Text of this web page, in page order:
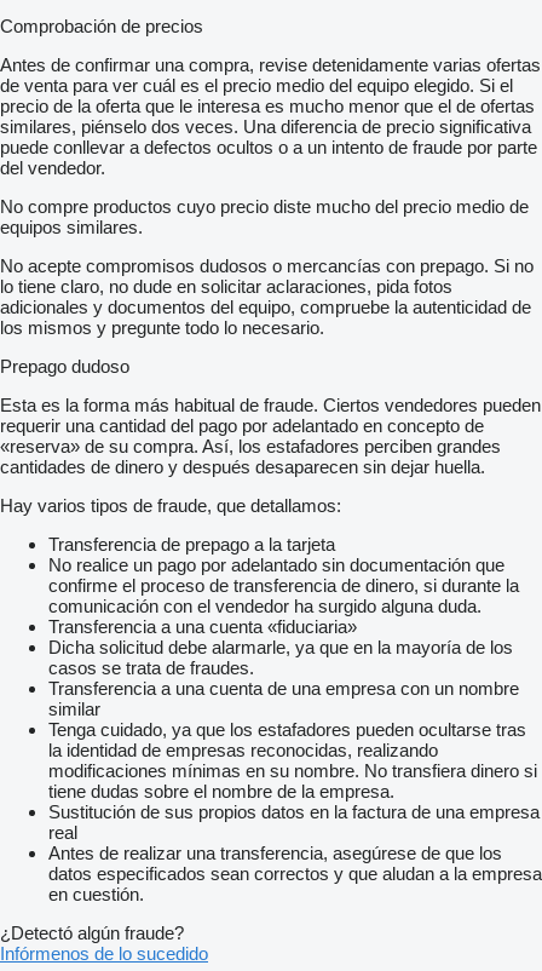
Comprobación de precios
Antes de confirmar una compra, revise detenidamente varias ofertas
de venta para ver cuál es el precio medio del equipo elegido. Si el
precio de la oferta que le interesa es mucho menor que el de ofertas
similares, piénselo dos veces. Una diferencia de precio significativa
puede conllevar a defectos ocultos o a un intento de fraude por parte
del vendedor.
No compre productos cuyo precio diste mucho del precio medio de
equipos similares.
No acepte compromisos dudosos o mercancías con prepago. Si no
lo tiene claro, no dude en solicitar aclaraciones, pida fotos
adicionales y documentos del equipo, compruebe la autenticidad de
los mismos y pregunte todo lo necesario.
Prepago dudoso
Esta es la forma más habitual de fraude. Ciertos vendedores pueden
requerir una cantidad del pago por adelantado en concepto de
«reserva» de su compra. Así, los estafadores perciben grandes
cantidades de dinero y después desaparecen sin dejar huella.
Hay varios tipos de fraude, que detallamos:
Transferencia de prepago a la tarjeta
No realice un pago por adelantado sin documentación que
confirme el proceso de transferencia de dinero, si durante la
comunicación con el vendedor ha surgido alguna duda.
Transferencia a una cuenta «fiduciaria»
Dicha solicitud debe alarmarle, ya que en la mayoría de los
casos se trata de fraudes.
Transferencia a una cuenta de una empresa con un nombre
similar
Tenga cuidado, ya que los estafadores pueden ocultarse tras
la identidad de empresas reconocidas, realizando
modificaciones mínimas en su nombre. No transfiera dinero si
tiene dudas sobre el nombre de la empresa.
Sustitución de sus propios datos en la factura de una empresa
real
Antes de realizar una transferencia, asegúrese de que los
datos especificados sean correctos y que aludan a la empresa
en cuestión.
¿Detectó algún fraude?
Infórmenos de lo sucedido